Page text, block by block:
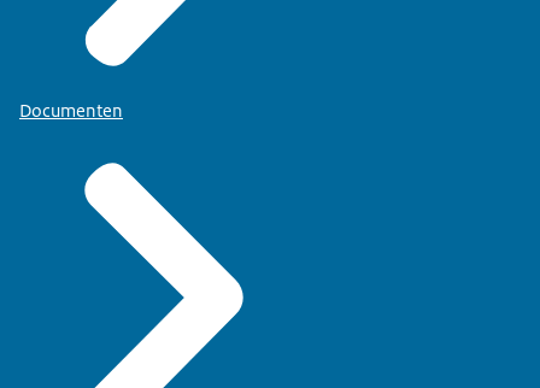
Documenten